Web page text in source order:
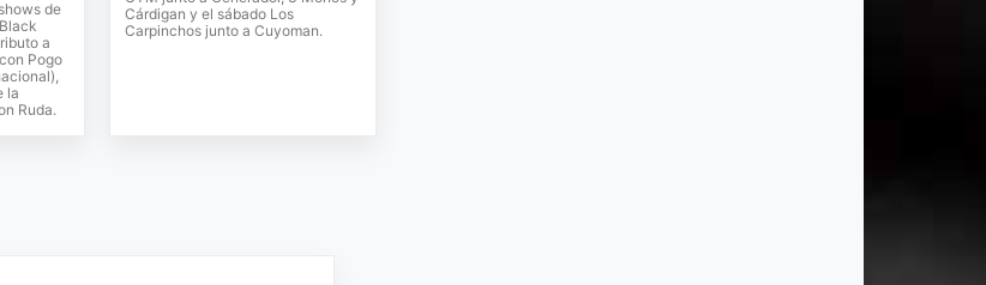
de
a
Pogo
la
Ruda.
Cárdigan y el sábado Los
Carpinchos junto a Cuyoman.